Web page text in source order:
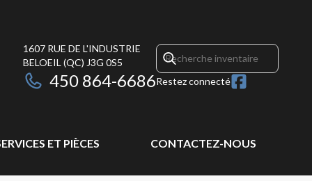
1607 RUE DE L'INDUSTRIE
BELOEIL (QC) J3G 0S5
450 864-6686Restez connecté
ET PIÈCES CONTACTEZ-NOUS